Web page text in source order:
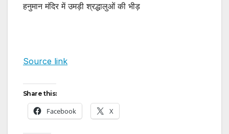
हनुमान मंदिर में उमड़ी श्रद्धालुओं की भीड़
Source link
Share this:
Facebook X